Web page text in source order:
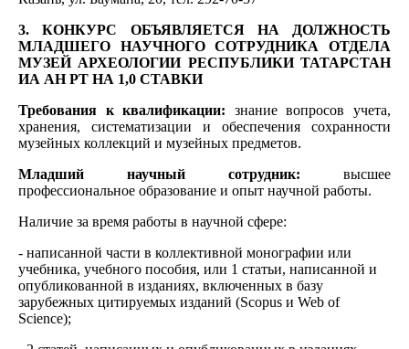
3. КОНКУРС ОБЪЯВЛЯЕТСЯ НА ДОЛЖНОСТЬ
МЛАДШЕГО НАУЧНОГО СОТРУДНИКА ОТДЕЛА
МУЗЕЙ АРХЕОЛОГИИ РЕСПУБЛИКИ ТАТАРСТАН
ИА АН РТ НА 1,0 СТАВКИ
Требования к квалификации: знание вопросов учета,
хранения, систематизации и обеспечения сохранности
музейных коллекций и музейных предметов.
Младший научный сотрудник: высшее
профессиональное образование и опыт научной работы.
Наличие за время работы в научной сфере:
- написанной части в коллективной монографии или
учебника, учебного пособия, или 1 статьи, написанной и
опубликованной в изданиях, включенных в базу
зарубежных цитируемых изданий (Scopus и Web of
Science);